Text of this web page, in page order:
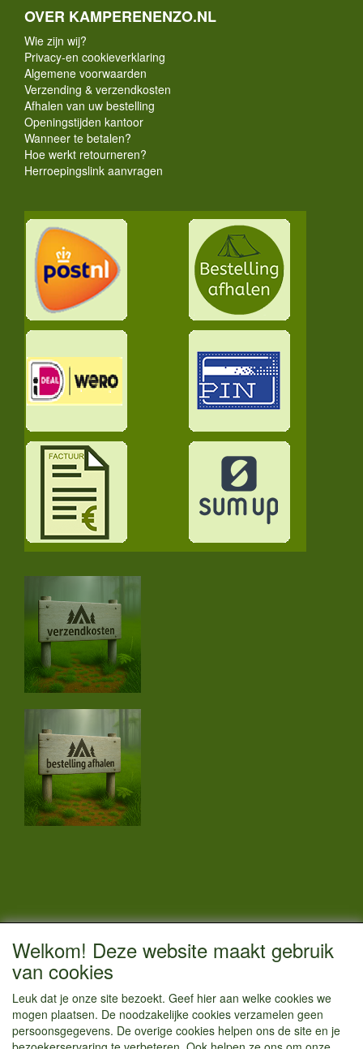
OVER KAMPERENENZO.NL
Wie zijn wij?
Privacy-en cookieverklaring
Algemene voorwaarden
Verzending & verzendkosten
Afhalen van uw bestelling
Openingstijden kantoor
Wanneer te betalen?
Hoe werkt retourneren?
Herroepingslink aanvragen
CONTACTGEGEVENS
Vestigingsadres:
Hoofdweg 36
1433 JW Kudelstaart
Welkom! Deze website maakt gebruik
van cookies
Leuk dat je onze site bezoekt. Geef hier aan welke cookies we
mogen plaatsen. De noodzakelijke cookies verzamelen geen
persoonsgegevens. De overige cookies helpen ons de site en je